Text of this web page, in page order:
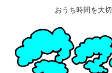
おうち時間を大